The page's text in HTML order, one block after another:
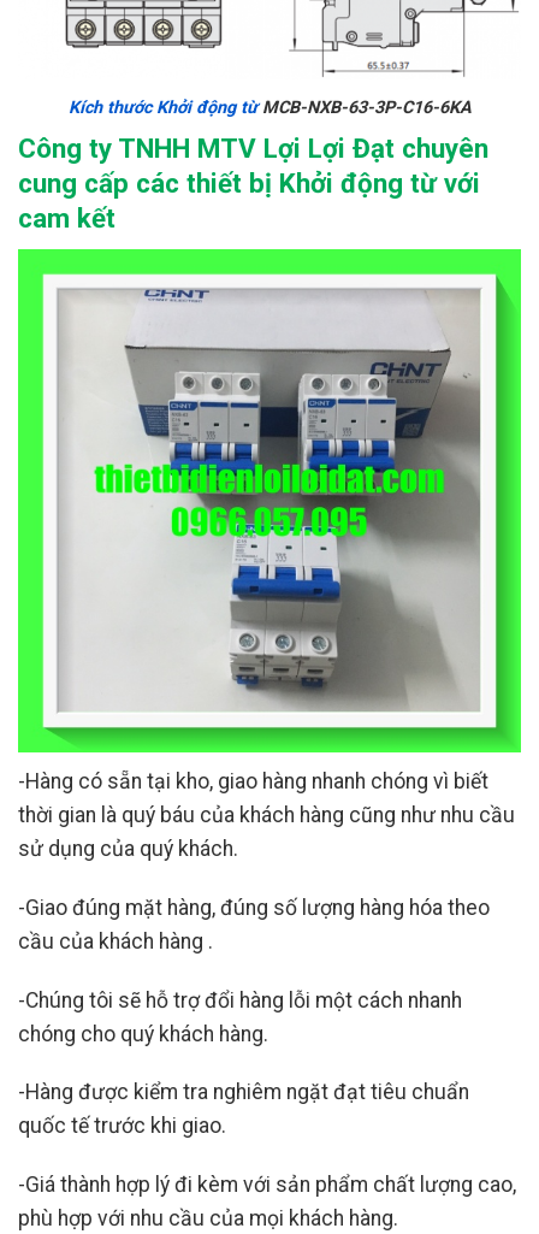
Kích thước Khởi động từMCB-NXB-63-3P-C16-6KA
Công ty TNHH MTV Lợi Lợi Đạt chuyên
cung cấp các thiết bị Khởi động từ với
cam kết
-Hàng có sẵn tại kho, giao hàng nhanh chóng vì biết
thời gian là quý báu của khách hàng cũng như nhu cầu
sử dụng của quý khách.
-Giao đúng mặt hàng, đúng số lượng hàng hóa theo
cầu của khách hàng .
-Chúng tôi sẽ hỗ trợ đổi hàng lỗi một cách nhanh
chóng cho quý khách hàng.
-Hàng được kiểm tra nghiêm ngặt đạt tiêu chuẩn
quốc tế trước khi giao.
-Giá thành hợp lý đi kèm với sản phẩm chất lượng cao,
phù hợp với nhu cầu của mọi khách hàng.